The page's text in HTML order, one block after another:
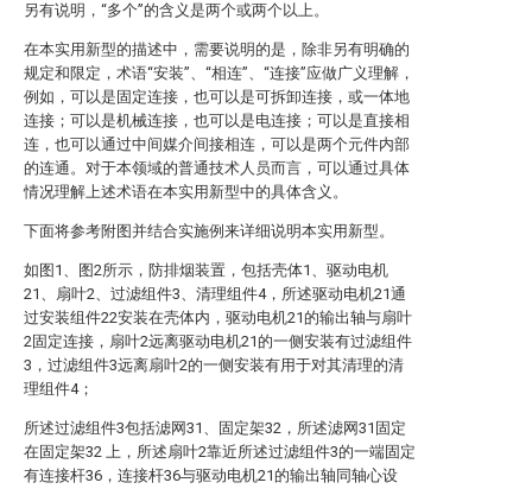
另有说明，“多个”的含义是两个或两个以上。
在本实用新型的描述中，需要说明的是，除非另有明确的
规定和限定，术语“安装”、“相连”、“连接”应做广义理解，
例如，可以是固定连接，也可以是可拆卸连接，或一体地
连接；可以是机械连接，也可以是电连接；可以是直接相
连，也可以通过中间媒介间接相连，可以是两个元件内部
的连通。对于本领域的普通技术人员而言，可以通过具体
情况理解上述术语在本实用新型中的具体含义。
下面将参考附图并结合实施例来详细说明本实用新型。
如图1、图2所示，防排烟装置，包括壳体1、驱动电机
21、扇叶2、过滤组件3、清理组件4，所述驱动电机21通
过安装组件22安装在壳体内，驱动电机21的输出轴与扇叶
2固定连接，扇叶2远离驱动电机21的一侧安装有过滤组件
3，过滤组件3远离扇叶2的一侧安装有用于对其清理的清
理组件4；
所述过滤组件3包括滤网31、固定架32，所述滤网31固定
在固定架32 上，所述扇叶2靠近所述过滤组件3的一端固定
有连接杆36，连接杆36与驱动电机21的输出轴同轴心设